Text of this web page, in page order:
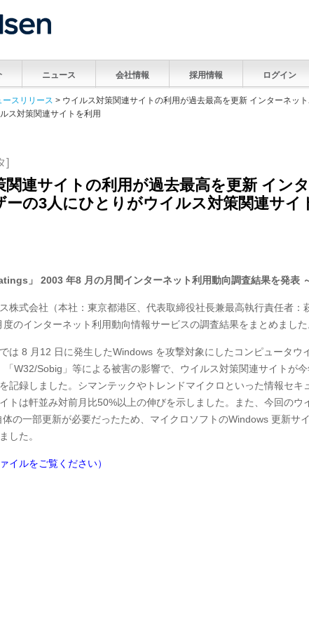
ニュース 会社情報 採用情報 ログイン
ースリリース > ウイルス対策関連サイトの利用が過去最高を更新 インターネッ
ス対策関連サイトを利用
]
関連サイトの利用が過去最高を更新 イン
ーの3人にひとりがウイルス対策関連サイ
」 2003 年8 月の月間インターネット利用動向調査結果を発表
株式会社（本社：東京都港区、代表取締役社長兼最高執行責任者：
のインターネット利用動向情報サービスの調査結果をまとめました
は 8 月12 日に発生したWindows を攻撃対象にしたコンピュータウ
「W32/Sobig」等による被害の影響で、ウイルス対策関連サイトが今
記録しました。シマンテックやトレンドマイクロといった情報セキ
トは軒並み対前月比50%以上の伸びを示しました。また、今回のウ
の一部更新が必要だったため、マイクロソフトのWindows 更新サ
した。
イルをご覧ください）